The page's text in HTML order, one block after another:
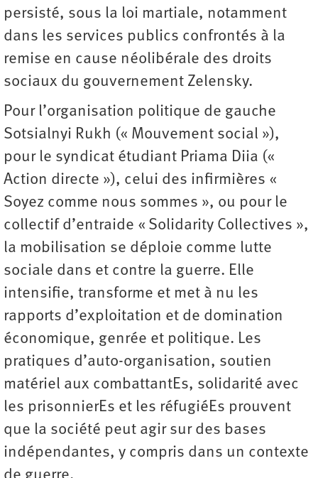
persisté, sous la loi martiale, notamment
dans les services publics confrontés à la
remise en cause néolibérale des droits
sociaux du gouvernement Zelensky.
Pour l’organisation politique de gauche
Sotsialnyi Rukh (« Mouvement social »),
pour le syndicat étudiant Priama Diia («
Action directe »), celui des infirmières «
Soyez comme nous sommes », ou pour le
collectif d’entraide « Solidarity Collectives »,
la mobilisation se déploie comme lutte
sociale dans et contre la guerre. Elle
intensifie, transforme et met à nu les
rapports d’exploitation et de domination
économique, genrée et politique. Les
pratiques d’auto-organisation, soutien
matériel aux combattantEs, solidarité avec
les prisonnierEs et les réfugiéEs prouvent
que la société peut agir sur des bases
indépendantes, y compris dans un contexte